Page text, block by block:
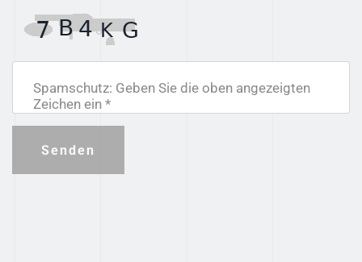
Spamschutz: Geben Sie die oben angezeigten
Zeichen ein *
Senden